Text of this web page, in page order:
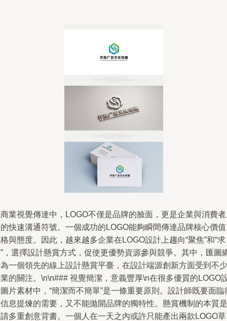
業視覺傳達中，LOGO不僅是品牌的臉面，更是企業與消費
快速溝通符號。一個成功的LOGO能夠瞬間傳達品牌核心價
與態度。因此，越來越多企業在LOGO設計上趨向“聚焦”和“求
，選擇設計懸賞方式，促使更優勢資源參與競爭。其中，匯圖
一個領先的線上設計懸賞平臺，在設計端源創新方面受到不少
的關注。\n\n### 視覺簡潔，意義豐厚\n在很多優質的LOGO
片素材中，“簡潔而不簡單”是一條重要原則。設計師既要面臨
息提煉的需要，又不能拋開品牌的獨特性。懸賞機制的本質是
多重創意背書。一個人在一天之內或許只能產出兩款LOGO草